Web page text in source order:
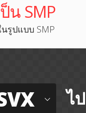
น SMP
นรูปแบบ SMP
ไ